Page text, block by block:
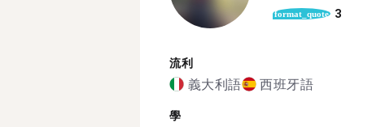
format_quote 3
流利
義大利語 西班牙語
學